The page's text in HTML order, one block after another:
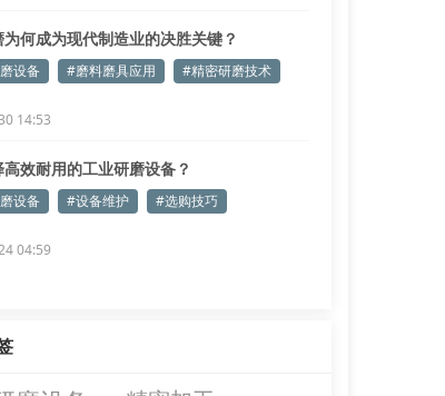
何成为现代制造业的决胜关键？
设备 #磨料磨具应用 #精密研磨技术
14:53
效耐用的工业研磨设备？
设备 #设备维护 #选购技巧
04:59